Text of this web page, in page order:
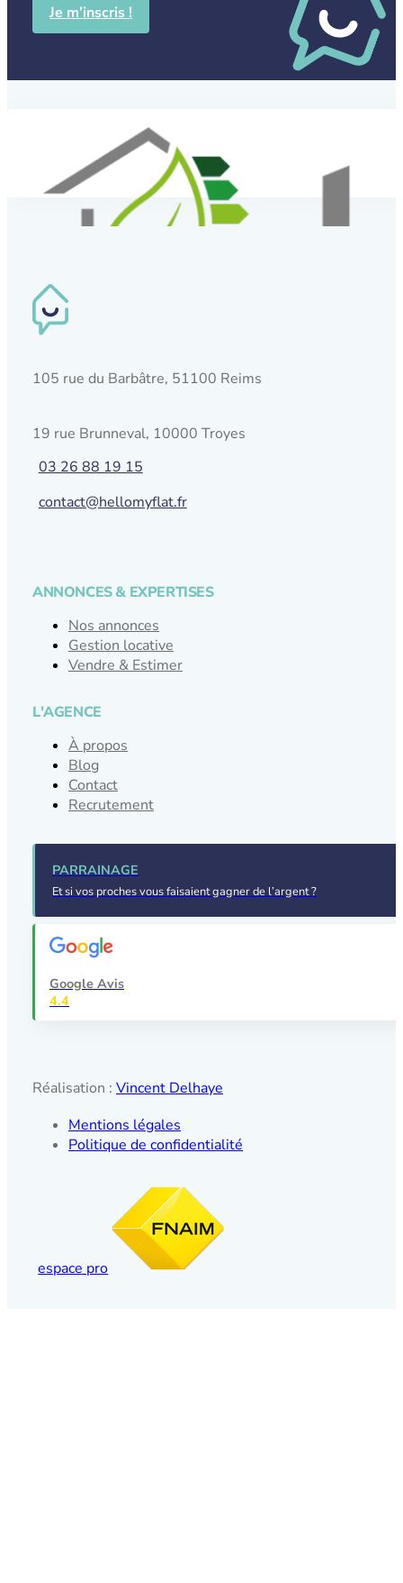
Je m’inscris !
105 rue du Barbâtre, 51100 Reims
19 rue Brunneval, 10000 Troyes
03 26 88 19 15
contact@hellomyflat.fr
ANNONCES & EXPERTISES
Nos annonces
Gestion locative
Vendre & Estimer
L'AGENCE
À propos
Blog
Contact
Recrutement
PARRAINAGE
Et si vos proches vous faisaient gagner de l’argent ?
Google Avis
4.4
Réalisation : Vincent Delhaye
Mentions légales
Politique de confidentialité
espace pro